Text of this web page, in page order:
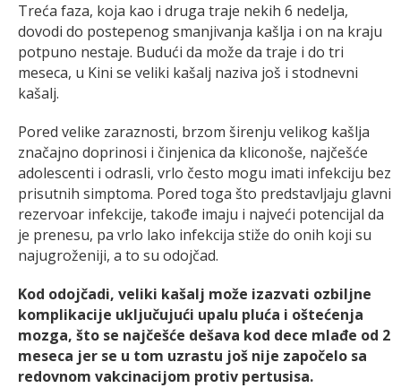
Treća faza, koja kao i druga traje nekih 6 nedelja,
dovodi do postepenog smanjivanja kašlja i on na kraju
potpuno nestaje. Budući da može da traje i do tri
meseca, u Kini se veliki kašalj naziva još i stodnevni
kašalj.
Pored velike zaraznosti, brzom širenju velikog kašlja
značajno doprinosi i činjenica da kliconoše, najčešće
adolescenti i odrasli, vrlo često mogu imati infekciju bez
prisutnih simptoma. Pored toga što predstavljaju glavni
rezervoar infekcije, takođe imaju i najveći potencijal da
je prenesu, pa vrlo lako infekcija stiže do onih koji su
najugroženiji, a to su odojčad.
Kod odojčadi, veliki kašalj može izazvati ozbiljne
komplikacije uključujući upalu pluća i oštećenja
mozga, što se najčešće dešava kod dece mlađe od 2
meseca jer se u tom uzrastu još nije započelo sa
redovnom vakcinacijom protiv pertusisa.